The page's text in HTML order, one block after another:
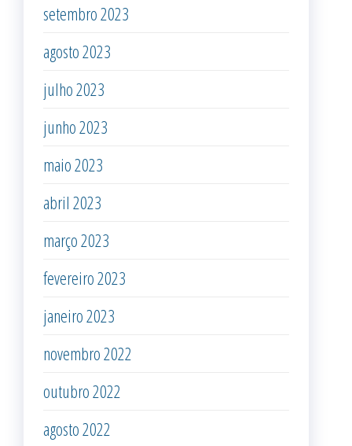
setembro 2023
agosto 2023
julho 2023
junho 2023
maio 2023
abril 2023
março 2023
fevereiro 2023
janeiro 2023
novembro 2022
outubro 2022
agosto 2022